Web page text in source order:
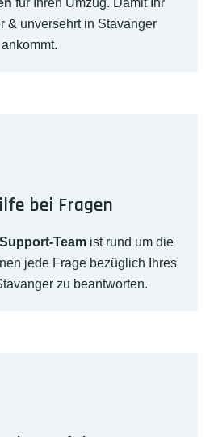
für Ihren Umzug. Damit Ihr
& unversehrt in Stavanger
ankommt.
bei Fragen
Teamist rund um die
jede Frage bezüglich Ihres
zu beantworten.